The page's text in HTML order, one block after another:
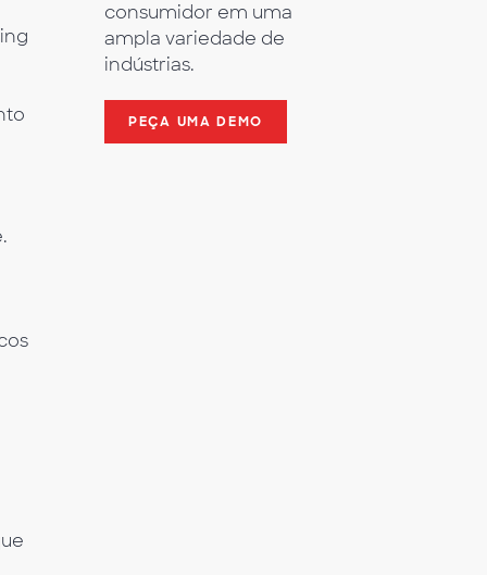
consumidor em uma
ampla variedade de
indústrias.
PEÇA UMA DEMO